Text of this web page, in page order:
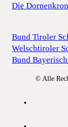
Die
Bund Tiroler
Welschtiroler
Bund
© Alle